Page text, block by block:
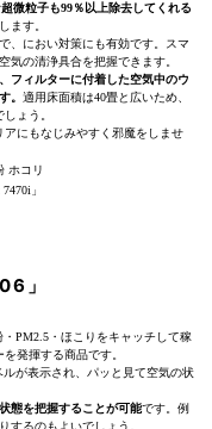
微粒子も99％以上除去してくれる
ます。
、におい対策にも有効です。スマ
気の清浄具合を把握できます。
フィルターに付着した空気中のウ
。 適用床面積は40畳と広いため、
ょう。
にもなじみやすく邪魔をしませ
」
」
PM2.5・ほこりをキャッチして稼
発揮する商品です。
が表示され、パッと見て空気の状
態を把握することが可能です。例
するのもよいでしょう。